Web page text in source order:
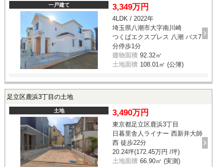
一戸建て 3,349万円
4LDK / 2022年
埼玉県八潮市大字南川崎
つくばエクスプレス 八潮 バス7
分停歩1分
建物面積 92.32㎡
土地面積 108.01㎡ (公簿)
足立区鹿浜3丁目の土地
土地 3,490万円
東京都足立区鹿浜3丁目
日暮里舎人ライナー 西新井大師
西 徒歩22分
20.24坪(172.45万円 /坪)
土地面積 66.90㎡ (実測)